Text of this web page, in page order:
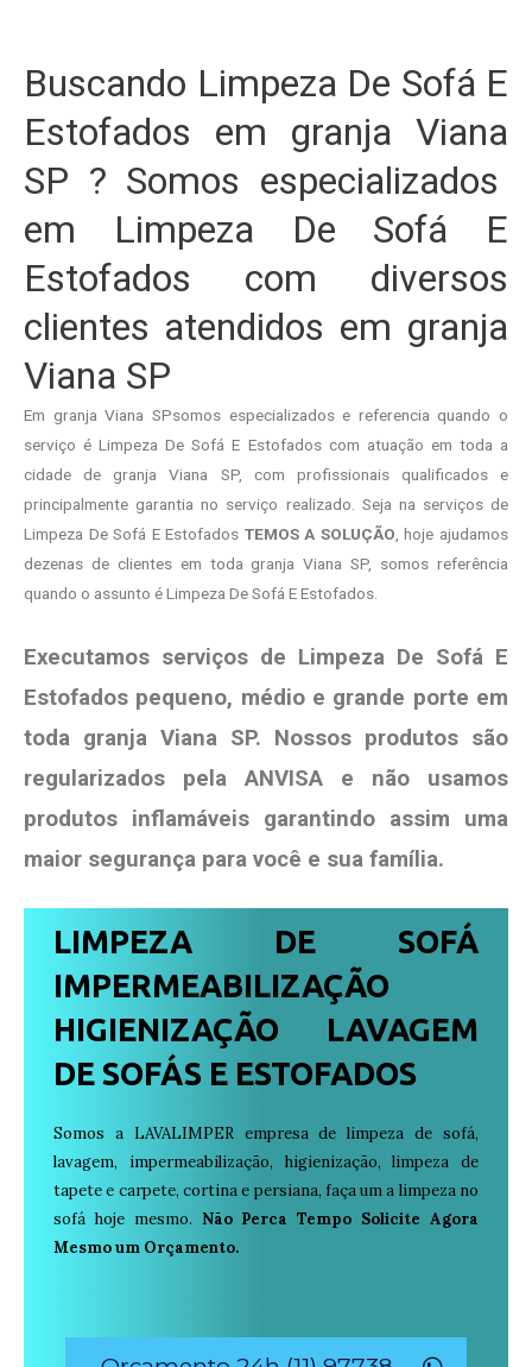
Buscando Limpeza De Sofá E
Estofados em granja Viana
SP ? Somos especializados
em Limpeza De Sofá E
Estofados com diversos
clientes atendidos em granja
Viana SP
Em granja Viana SPsomos especializados e referencia quando o
serviço é Limpeza De Sofá E Estofados com atuação em toda a
cidade de granja Viana SP, com profissionais qualificados e
principalmente garantia no serviço realizado. Seja na serviços de
Limpeza De Sofá E Estofados TEMOS A SOLUÇÃO , hoje ajudamos
dezenas de clientes em toda granja Viana SP, somos referência
quando o assunto é Limpeza De Sofá E Estofados.
Executamos serviços de Limpeza De Sofá E
Estofados pequeno, médio e grande porte em
toda granja Viana SP. Nossos produtos são
regularizados pela ANVISA e não usamos
produtos inflamáveis garantindo assim uma
maior segurança para você e sua família.
LIMPEZA DE SOFÁ
IMPERMEABILIZAÇÃO
HIGIENIZAÇÃO LAVAGEM
DE SOFÁS E ESTOFADOS
Somos a LAVALIMPER empresa de limpeza de sofá,
lavagem, impermeabilização, higienização, limpeza de
tapete e carpete, cortina e persiana, faça um a limpeza no
sofá hoje mesmo. Não Perca Tempo Solicite Agora
Mesmo um Orçamento.